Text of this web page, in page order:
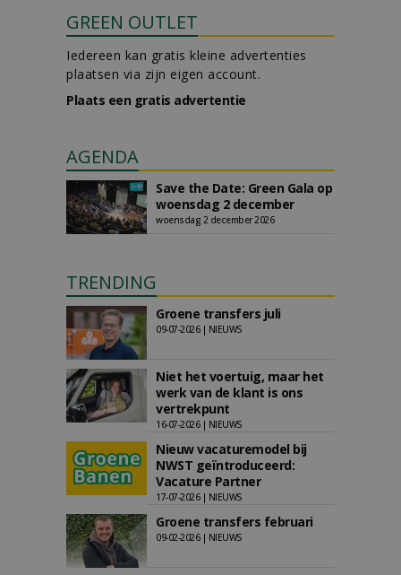
GREEN OUTLET
Iedereen kan gratis kleine advertenties
plaatsen via zijn eigen account.
Plaats een gratis advertentie
AGENDA
Save the Date: Green Gala op
woensdag 2 december
woensdag 2 december 2026
TRENDING
Groene transfers juli
09-07-2026 | NIEUWS
Niet het voertuig, maar het
werk van de klant is ons
vertrekpunt
16-07-2026 | NIEUWS
Nieuw vacaturemodel bij
NWST geïntroduceerd:
Vacature Partner
17-07-2026 | NIEUWS
Groene transfers februari
09-02-2026 | NIEUWS